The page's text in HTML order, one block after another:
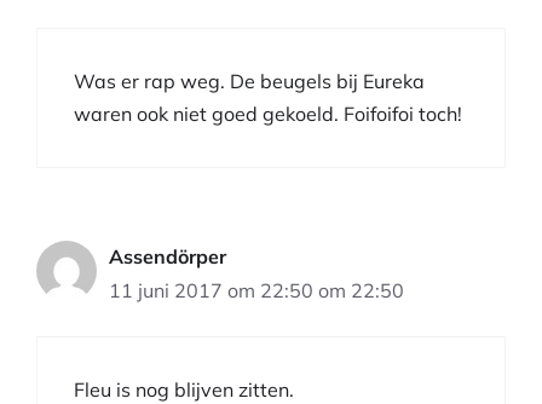
Was er rap weg. De beugels bij Eureka
waren ook niet goed gekoeld. Foifoifoi toch!
Assendörper
11 juni 2017 om 22:50 om 22:50
Fleu is nog blijven zitten.